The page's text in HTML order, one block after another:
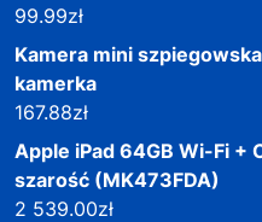
99.99zł
Kamera mini
kamerka
167.88zł
Apple iPad 64GB Wi-Fi +
szarość (MK473FDA)
2 539.00zł